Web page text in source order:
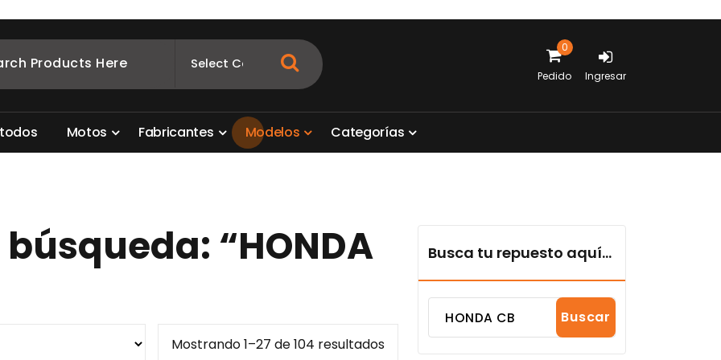
motos. Aquí está lo que necesitas
0
Pedido Ingresar
todos Motos Fabricantes Modelos Categorías
“HONDA
Mostrando 1–27 de 104 resultadosSorted
Busca tu repuesto aquí...
Buscar